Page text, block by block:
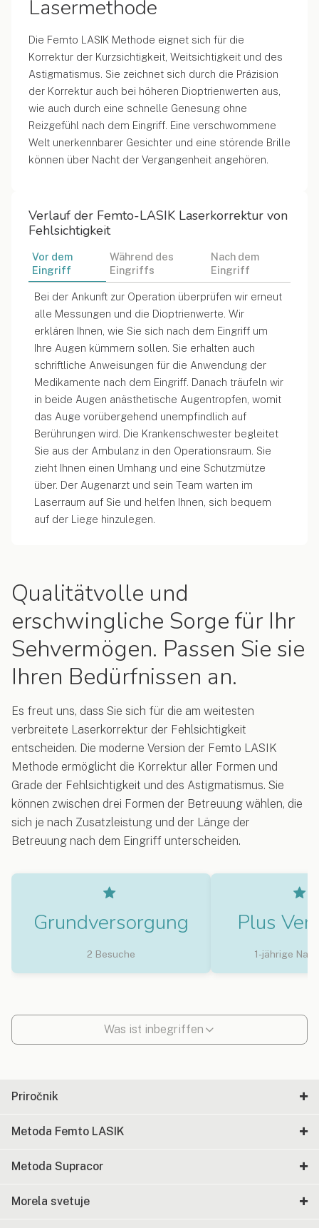
Lasermethode
Die Femto LASIK Methode eignet sich für die
Korrektur der Kurzsichtigkeit, Weitsichtigkeit und des
Astigmatismus. Sie zeichnet sich durch die Präzision
der Korrektur auch bei höheren Dioptrienwerten aus,
wie auch durch eine schnelle Genesung ohne
Reizgefühl nach dem Eingriff. Eine verschwommene
Welt unerkennbarer Gesichter und eine störende Brille
können über Nacht der Vergangenheit angehören.
Verlauf der Femto-LASIK Laserkorrektur von
Fehlsichtigkeit
Vor dem
Eingriff
Während des
Eingriffs
Nach dem
Eingriff
Bei der Ankunft zur Operation überprüfen wir erneut
alle Messungen und die Dioptrienwerte. Wir
erklären Ihnen, wie Sie sich nach dem Eingriff um
Ihre Augen kümmern sollen. Sie erhalten auch
schriftliche Anweisungen für die Anwendung der
Medikamente nach dem Eingriff. Danach träufeln wir
in beide Augen anästhetische Augentropfen, womit
das Auge vorübergehend unempfindlich auf
Berührungen wird. Die Krankenschwester begleitet
Sie aus der Ambulanz in den Operationsraum. Sie
zieht Ihnen einen Umhang und eine Schutzmütze
über. Der Augenarzt und sein Team warten im
Laserraum auf Sie und helfen Ihnen, sich bequem
auf der Liege hinzulegen.
Qualitätvolle und
erschwingliche Sorge für Ihr
Sehvermögen. Passen Sie sie
Ihren Bedürfnissen an.
Es freut uns, dass Sie sich für die am weitesten
verbreitete Laserkorrektur der Fehlsichtigkeit
entscheiden. Die moderne Version der Femto LASIK
Methode ermöglicht die Korrektur aller Formen und
Grade der Fehlsichtigkeit und des Astigmatismus. Sie
können zwischen drei Formen der Betreuung wählen, die
sich je nach Zusatzleistung und der Länge der
Betreuung nach dem Eingriff unterscheiden.
Grundversorgung
2 Besuche
Plus
1-jährige
Was ist inbegriffen
Priročnik
Metoda Femto LASIK
Metoda Supracor
Morela svetuje